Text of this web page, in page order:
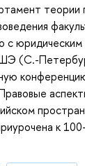
теории
юридическим
(С.-
к